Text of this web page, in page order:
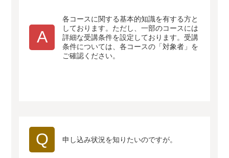
A
各コースに関する基本的知識を有する方と
しております。ただし、一部のコースには
詳細な受講条件を設定しております。受講
条件については、各コースの「対象者」を
ご確認ください。
Q 申し込み状況を知りたいのですが。